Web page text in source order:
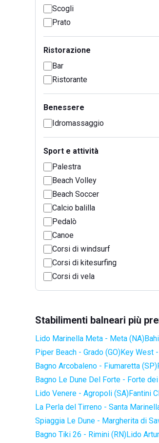
Scogli
Prato
Ristorazione
Bar
Ristorante
Benessere
Idromassaggio
Sport e attività
Palestra
Beach Volley
Beach Soccer
Calcio balilla
Pedalò
Canoe
Corsi di windsurf
Corsi di kitesurfing
Corsi di vela
Stabilimenti balneari più
Lido Marinella Meta - Meta (NA)
Piper Beach - Grado (GO)Key West
Bagno Arcobaleno - Fiumaretta (SP)
Bagno Le Dune Del Forte - Forte
Lido Venere - Agropoli (SA)Fantini
La Perla del Tirreno - Santa
Spiaggia Le Dune - Margherita di
Bagno Tiki 26 - Rimini (RN)Lido